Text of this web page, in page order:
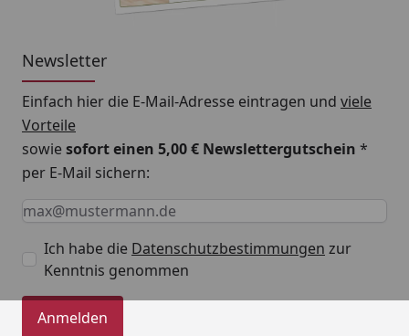
Newsletter
Einfach hier die E-Mail-Adresse eintragen und viele
Vorteile
sowiesofort einen 5,00 € Newslettergutschein *
per E-Mail sichern:
Keine Eingabe erforderlich
Eingabe erforderlich
E-Mail *
Ich habe die Datenschutzbestimmungen zur
Kenntnis genommen
Anmelden